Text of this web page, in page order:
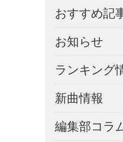
おすすめ記
お知らせ
ランキング
新曲情報
編集部コラ